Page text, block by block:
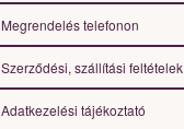
Megrendelés telefonon
Szerződési, szállítási feltételek
Adatkezelési tájékoztató